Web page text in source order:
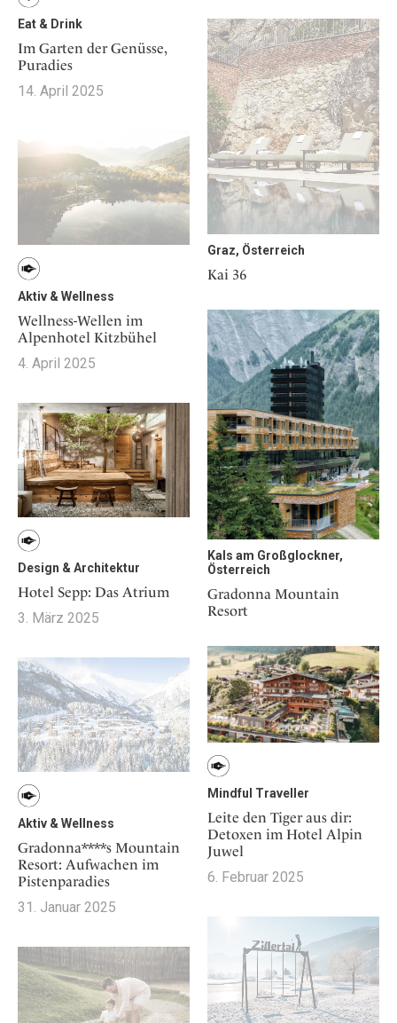
Eat & Drink
Im Garten der Genüsse,
Puradies
14. April 2025
Graz, Österreich
Kai 36
Aktiv & Wellness
Wellness-Wellen im
Alpenhotel Kitzbühel
4. April 2025
Kals am Großglockner,
Österreich
Gradonna Mountain
Resort
Design & Architektur
Hotel Sepp: Das Atrium
3. März 2025
Mindful Traveller
Leite den Tiger aus dir:
Detoxen im Hotel Alpin
Juwel
6. Februar 2025
Aktiv & Wellness
Gradonna****s Mountain
Resort: Aufwachen im
Pistenparadies
31. Januar 2025